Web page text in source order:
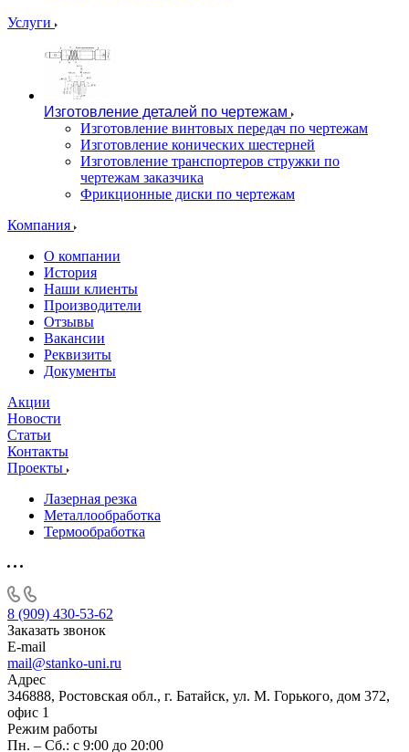
Услуги
Изготовление деталей по чертежам
Изготовление винтовых передач по чертежам
Изготовление конических шестерней
Изготовление транспортеров стружки по
чертежам заказчика
Фрикционные диски по чертежам
Компания
О компании
История
Наши клиенты
Производители
Отзывы
Вакансии
Реквизиты
Документы
Акции
Новости
Статьи
Контакты
Проекты
Лазерная резка
Металлообработка
Термообработка
8 (909) 430-53-62
Заказать звонок
E-mail
mail@stanko-uni.ru
Адрес
346888, Ростовская обл., г. Батайск, ул. М. Горького, дом 372,
офис 1
Режим работы
Пн. – Сб.: с 9:00 до 20:00